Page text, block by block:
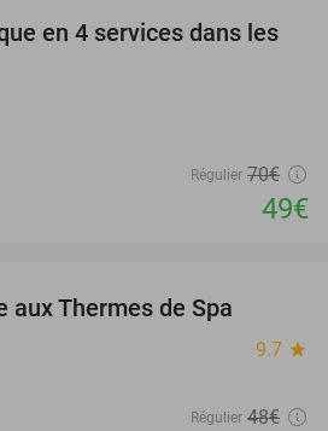
30%
en 4 services dans les
Régulier 70€
49€
aux Thermes de Spa
9.7 star
Régulier 48€